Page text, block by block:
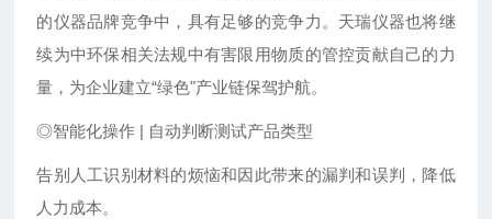
的仪器品牌竞争中，具有足够的竞争力。天瑞仪器也将继
续为中环保相关法规中有害限用物质的管控贡献自己的力
量，为企业建立“绿色"产业链保驾护航。
◎智能化操作 | 自动判断测试产品类型
告别人工识别材料的烦恼和因此带来的漏判和误判，降低
人力成本。